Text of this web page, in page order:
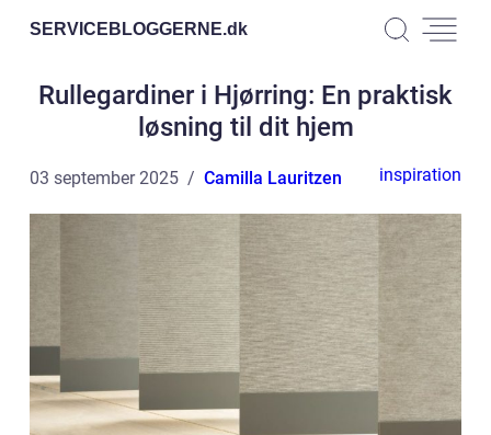
SERVICEBLOGGERNE.dk
Rullegardiner i Hjørring: En praktisk
løsning til dit hjem
03 september 2025 Camilla Lauritzen inspiration